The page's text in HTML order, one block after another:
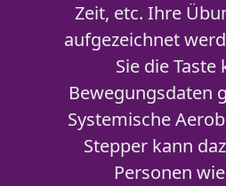
Zeit, etc. Ihre
aufgezeichnet
Sie die
Bewegungsdaten
Systemische
Stepper kann
Personen